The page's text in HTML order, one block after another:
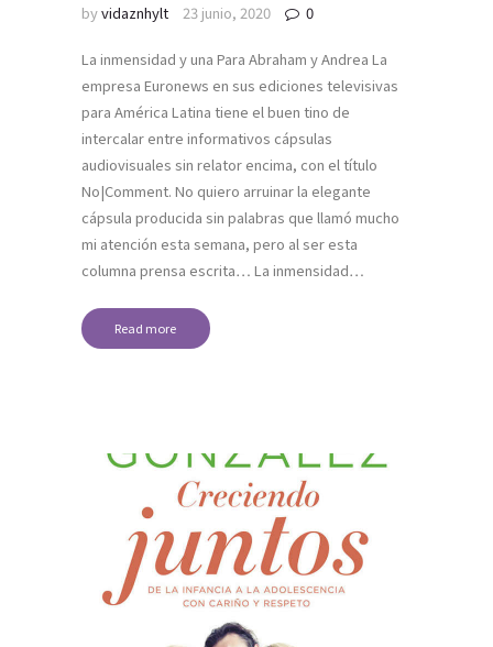
byvidaznhylt 23 junio, 2020 0
La inmensidad y una Para Abraham y Andrea La
empresa Euronews en sus ediciones televisivas
para América Latina tiene el buen tino de
intercalar entre informativos cápsulas
audiovisuales sin relator encima, con el título
No|Comment. No quiero arruinar la elegante
cápsula producida sin palabras que llamó mucho
mi atención esta semana, pero al ser esta
columna prensa escrita… La inmensidad…
Read more